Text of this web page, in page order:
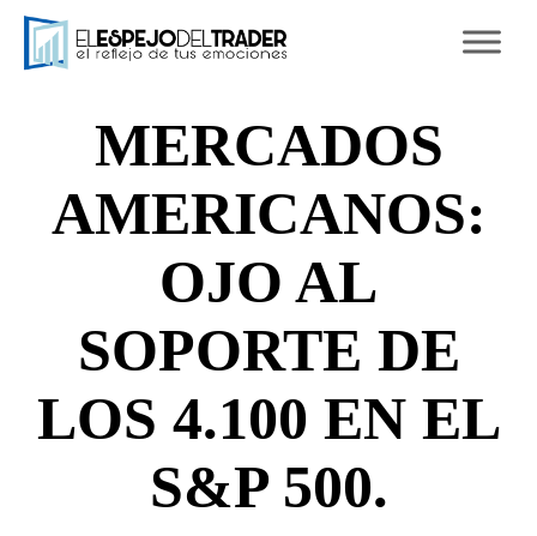
MERCADOS
AMERICANOS:
OJO AL
SOPORTE DE
LOS 4.100 EN EL
S&P 500.